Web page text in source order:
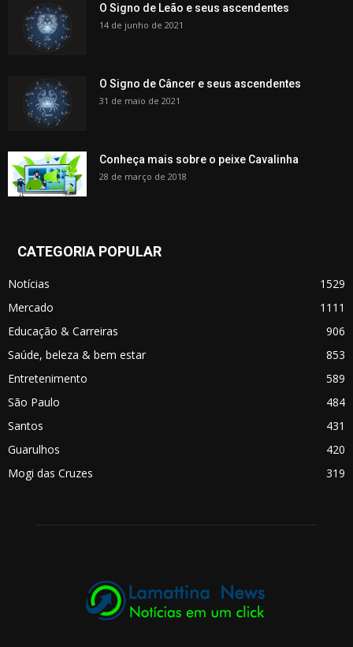
O Signo de Leão e seus ascendentes
14 de junho de 2021
O Signo de Câncer e seus ascendentes
31 de maio de 2021
Conheça mais sobre o peixe Cavalinha
28 de março de 2018
CATEGORIA POPULAR
Notícias
1529
Mercado
1111
Educação & Carreiras
906
Saúde, beleza & bem estar
853
Entretenimento
589
São Paulo
484
Santos
431
Guarulhos
420
Mogi das Cruzes
319